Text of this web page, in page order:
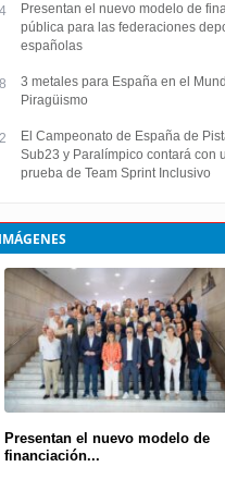
Presentan el nuevo modelo de
pública para las federaciones
españolas
3 metales para España en el
Piragüismo
El Campeonato de España de
Sub23 y Paralímpico contará con
prueba de Team Sprint Inclusivo
Presentan el nuevo modelo de
financiación...